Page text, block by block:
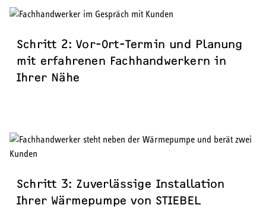
Schritt 2: Vor-Ort-Termin und Planung
mit erfahrenen Fachhandwerkern in
Ihrer Nähe
Schritt 3: Zuverlässige Installation
Ihrer Wärmepumpe von STIEBEL